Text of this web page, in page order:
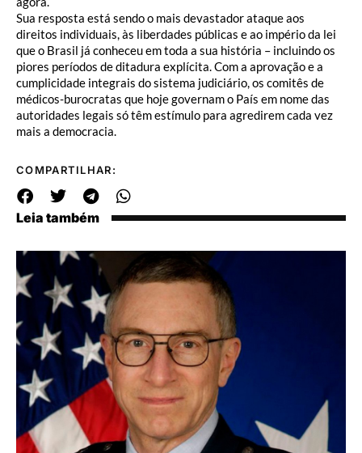
Sua resposta está sendo o mais devastador ataque aos
direitos individuais, às liberdades públicas e ao império da lei
que o Brasil já conheceu em toda a sua história – incluindo os
piores períodos de ditadura explícita. Com a aprovação e a
cumplicidade integrais do sistema judiciário, os comitês de
médicos-burocratas que hoje governam o País em nome das
autoridades legais só têm estímulo para agredirem cada vez
mais a democracia.
COMPARTILHAR:
Leia também